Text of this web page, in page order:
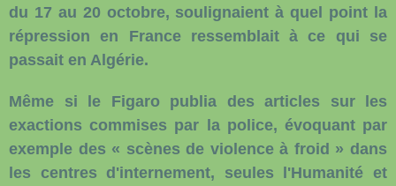
du 17 au 20 octobre, soulignaient à quel point la
répression en France ressemblait à ce qui se
passait en Algérie.
Même si le Figaro publia des articles sur les
exactions commises par la police, évoquant par
exemple des « scènes de violence à froid » dans
les centres d'internement, seules l'Humanité et